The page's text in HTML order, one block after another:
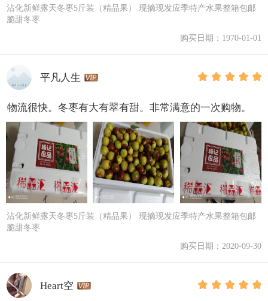
沾化新鲜露天冬枣5斤装（精品果） 现摘现发应季特产水果整箱包邮
脆甜冬枣
购买日期：1970-01-01
平凡人生
物流很快。冬枣有大有翠有甜。非常满意的一次购物。
沾化新鲜露天冬枣5斤装（精品果） 现摘现发应季特产水果整箱包邮
脆甜冬枣
购买日期：2020-09-30
Heart空